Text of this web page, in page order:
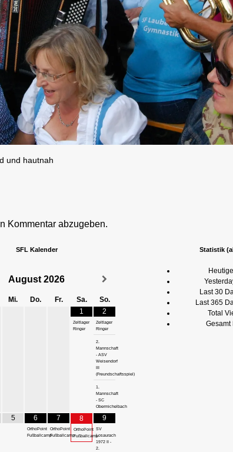
und hautnah
Kommentar abzugeben.
SFL Kalender
August 2026
Mi. Do. Fr. Sa.
So.
1
Zeltlager
Ringer
2
Zeltlager
Ringer
2.
Mannschaft
- ASV
Weisendorf
(Freundschaftsspiel)
1.
Mannschaft
- SC
Obermichelbach
5 6
OrthoPoint
Fußballcamp
7
OrthoPoint
Fußballcamp
8
OrthoPoint
Fußballcamp
9
SV
Losaurach
1972 II -
2.
Statistik
Last 30
Last 365
Total
Gesamt